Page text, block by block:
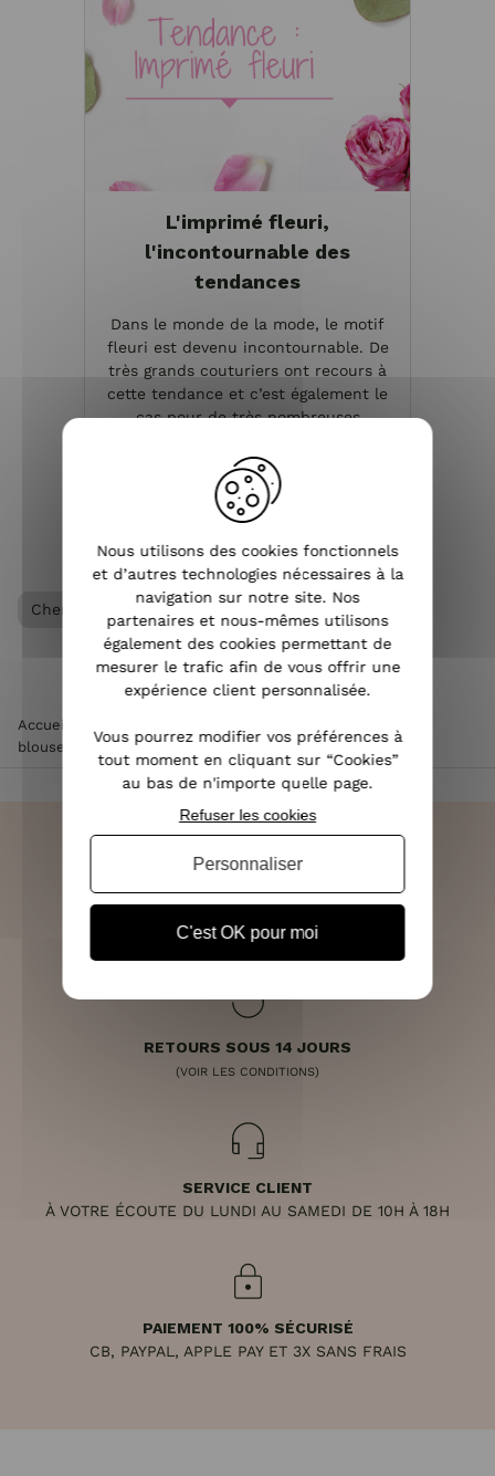
L'imprimé fleuri,
l'incontournable des
tendances
Dans le monde de la mode, le motif
fleuri est devenu incontournable. De
très grands couturiers ont recours à
cette tendance et c’est également le
cas pour de très nombreuses
la page, il vous fau...
VOIR L'ARTICLE
Chemisier / Blouse femme
Accueil
blouse noire satinée petites fleurs orangées liserés dorés
LIVRAISON RAPIDE
OFFERTE DÈS 70€
RETOURS SOUS 14 JOURS
(VOIR LES CONDITIONS)
SERVICE CLIENT
À VOTRE ÉCOUTE DU LUNDI AU SAMEDI DE 10H À 18H
PAIEMENT 100% SÉCURISÉ
CB, PAYPAL, APPLE PAY ET 3X SANS FRAIS
Nous utilisons des cookies fonctionnels
et d’autres technologies nécessaires à la
navigation sur notre site. Nos
partenaires et nous-mêmes utilisons
également des cookies permettant de
mesurer le trafic afin de vous offrir une
expérience client personnalisée.
Vous pourrez modifier vos préférences à
tout moment en cliquant sur “Cookies”
au bas de n'importe quelle page.
C'est OK pour moi
Refuser les cookies
Personnaliser